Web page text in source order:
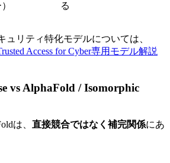
る
ュリティ特化モデルについては、
Access for Cyber専用モデル解説
vs AlphaFold / Isomorphic
は、 直接競合ではなく補完関係にあ